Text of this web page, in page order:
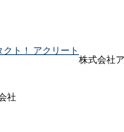
ト！ アクリート
株式会社
社